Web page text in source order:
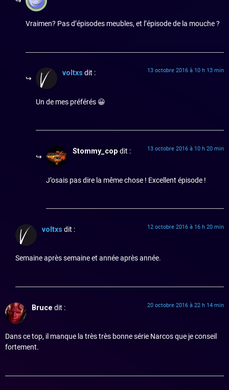
Vraimen? Pas d’épisodes meubles, et l’épisode de la mouche ?
voltxs dit : 13 octobre 2016 à 10 h 13 min
Un de mes préférés 😀
Stommy_cop dit : 13 octobre 2016 à 10 h 20 min
J’osais pas dire la même chose ! Excellent épisode !
voltxs dit : 12 octobre 2016 à 16 h 20 min
Semaine après semaine et année après année.
Bruce dit : 20 octobre 2016 à 22 h 14 min
Dans ce top, il manque la très très bonne série Narcos que je conseil
fortement.